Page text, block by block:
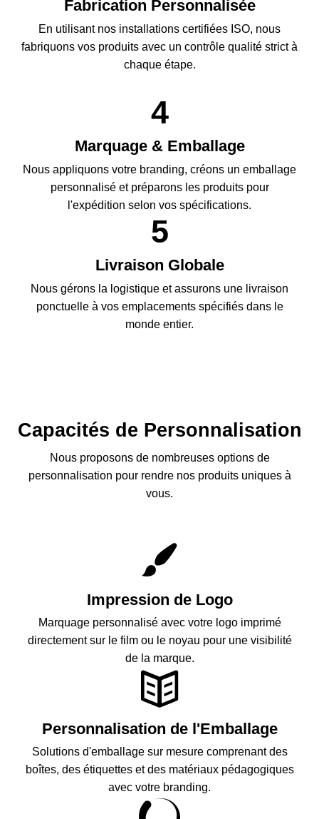
Fabrication Personnalisée
En utilisant nos installations certifiées ISO, nous
fabriquons vos produits avec un contrôle qualité strict à
chaque étape.
Marquage & Emballage
Nous appliquons votre branding, créons un emballage
personnalisé et préparons les produits pour
l'expédition selon vos spécifications.
Livraison Globale
Nous gérons la logistique et assurons une livraison
ponctuelle à vos emplacements spécifiés dans le
monde entier.
Capacités de Personnalisation
Nous proposons de nombreuses options de
personnalisation pour rendre nos produits uniques à
vous.
Impression de Logo
Marquage personnalisé avec votre logo imprimé
directement sur le film ou le noyau pour une visibilité
de la marque.
Personnalisation de l'Emballage
Solutions d'emballage sur mesure comprenant des
boîtes, des étiquettes et des matériaux pédagogiques
avec votre branding.